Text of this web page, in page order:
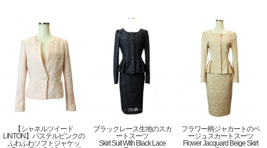
【シャネルツイード
LINTON】パステルピンクの
ふわふわソフトジャケッ
ブラックレース生地のスカ
ートスーツ
Skirt Suit With Black Lace
フラワー柄ジャカートのベ
ージュスカートスーツ
Flower Jacquard Beige Skirt